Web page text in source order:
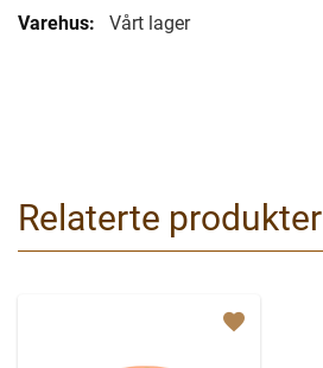
Vårt lager
Relaterte produkter